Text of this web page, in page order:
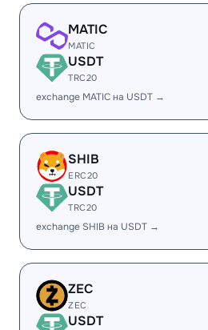
MATIC
MATIC
USDT
TRC20
exchange MATIC на USDT →
SHIB
ERC20
USDT
TRC20
exchange SHIB на USDT →
ZEC
ZEC
USDT